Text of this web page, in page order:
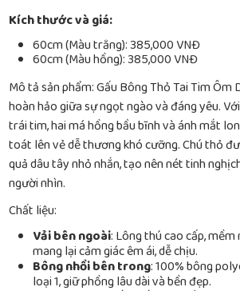
Kích thước và giá:
60cm (Màu trắng): 385,000 VNĐ
60cm (Màu hồng): 385,000 VNĐ
Mô tả sản phẩm: Gấu Bông Thỏ Tai Tim Ôm
hoàn hảo giữa sự ngọt ngào và đáng yêu.
trái tim, hai má hồng bầu bĩnh và ánh mắt
toát lên vẻ dễ thương khó cưỡng. Chú thỏ
quả dâu tây nhỏ nhắn, tạo nên nét tinh
người nhìn.
Chất liệu:
Vải bên ngoài: Lông thú cao cấp, mềm
mang lại cảm giác êm ái, dễ chịu.
Bông nhồi bên trong: 100% bông
loại 1, giữ phồng lâu dài và bền đẹp.